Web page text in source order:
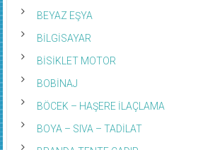
BEYAZ EŞYA
BİLGİSAYAR
BİSİKLET MOTOR
BOBİNAJ
BÖCEK – HAŞERE İLAÇLAMA
BOYA – SIVA – TADİLAT